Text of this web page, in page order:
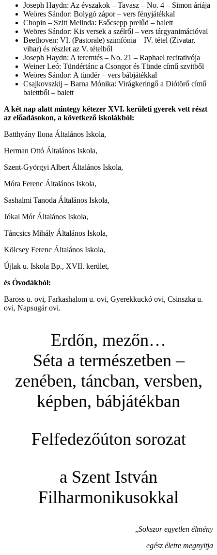
Joseph Haydn: Az évszakok – Tavasz – No. 4 – Simon áriája
Weöres Sándor: Bolygó zápor – vers fényjátékkal
Chopin – Szitt Melinda: Esőcsepp prelűd – balett
Weöres Sándor: Kis versek a szélről – vers tárgyanimációval
Beethoven: VI. (Pastorale) szimfónia – IV. tétel (Zivatar,
vihar) és részlet az V. tételből
Joseph Haydn: A teremtés – No. 21 – Raphael recitativója
Weiner Leó: Tündértánc a Csongor és Tünde című szvitből
Weöres Sándor: A tündér – vers bábjátékkal
Csajkovszkij – Barna Mónika: Virágkeringő a Diótörő című
balettből – balett
A két nap alatt mintegy kétezer XVI. kerületi gyerek vett részt
az előadásokon, a következő iskolákból:
Batthyány Ilona Általános Iskola,
Herman Ottó Általános Iskola,
Szent-Györgyi Albert Általános Iskola,
Móra Ferenc Általános Iskola,
Sashalmi Tanoda Általános Iskola,
Jókai Mór Általános Iskola,
Táncsics Mihály Általános Iskola,
Kölcsey Ferenc Általános Iskola,
Újlak u. Iskola Bp., XVII. kerület,
és Óvodákból:
Baross u. ovi, Farkashalom u. ovi, Gyerekkuckó ovi, Csinszka u.
ovi, Napsugár ovi.
Erdőn, mezőn…
Séta a természetben –
zenében, táncban, versben,
képben, bábjátékban
Felfedezőúton sorozat
a Szent István
Filharmonikusokkal
„Sokszor egyetlen élmény
egész életre megnyitja